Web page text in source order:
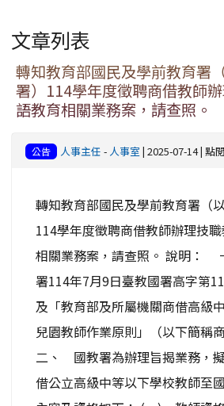
文章列表
轉知教育部國民及學前教育署
署）114學年度徵聘商借教師
語教育相關業務案，請查照。
公告 人事主任 - 人事室 | 2025-07-14 | 點
轉知教育部國民及學前教育署（
114學年度徵聘商借教師辦理技
相關業務案，請查照。 說明：
署114年7月9日臺教國署高字第
及「教育部及所屬機關商借高級
兒園教師作業原則」（以下簡稱
二、 國教署為辦理旨揭業務，
借公立高級中等以下學校教師至